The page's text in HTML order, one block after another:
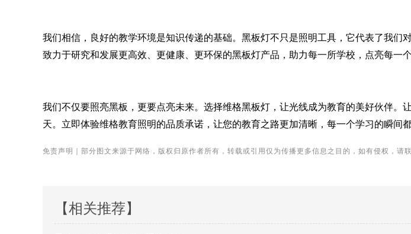
我们相信，良好的教学环境是知识传递的基础。黑板灯不只是照明工具，它代表了我们
致力于研究和发展更高效、更健康、更环保的黑板灯产品，助力每一所学校，点亮每一个
我们不仅要照亮黑板，更要点亮未来。选择维格黑板灯，让光线成为教育的美好伙伴。让
天。立即体验维格教育照明的品质承诺，让您的教育之路更加清晰，每一个学习的瞬间
免责声明｜部分图文来源于网络，版权归原作者所有，转载或引用仅为传播更多信息之目的，如有侵权，请
【相关推荐】